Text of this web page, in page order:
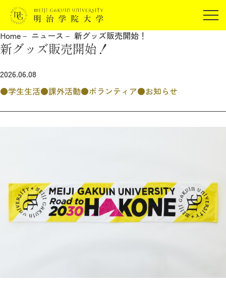
在学生の方
企業・研究者の方
地域・一般の方
明治学院大学について
学生生活
Home ニュース 新グッズ販売開始！
新グッズ販売開始！
2026.06.08
学生生活
課外活動 ボランティア お知らせ